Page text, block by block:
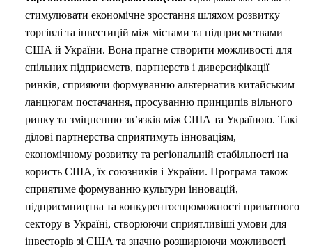
стимулювати економічне зростання шляхом розвитку
торгівлі та інвестицій між містами та підприємствами
США й України. Вона прагне створити можливості для
спільних підприємств, партнерств і диверсифікації
ринків, сприяючи формуванню альтернатив китайським
ланцюгам постачання, просуванню принципів вільного
ринку та зміцненню зв’язків між США та Україною. Такі
ділові партнерства сприятимуть інноваціям,
економічному розвитку та регіональній стабільності на
користь США, їх союзників і України. Програма також
сприятиме формуванню культури інновацій,
підприємництва та конкурентоспроможності приватного
сектору в Україні, створюючи сприятливіші умови для
інвесторів зі США та значно розширюючи можливості